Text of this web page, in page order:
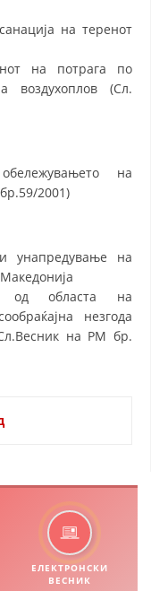
на теренот
на потрага по
воздухоплов (Сл.
на
2001)
унапредување на
од областа на
незгода
на РМ бр.
ЕЛЕКТРОНСКИ
ВЕСНИК